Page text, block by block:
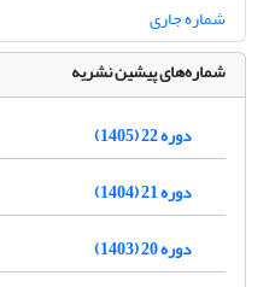
شماره جاری
شماره‌های پیشین نشریه
دوره 22 (1405)
دوره 21 (1404)
دوره 20 (1403)